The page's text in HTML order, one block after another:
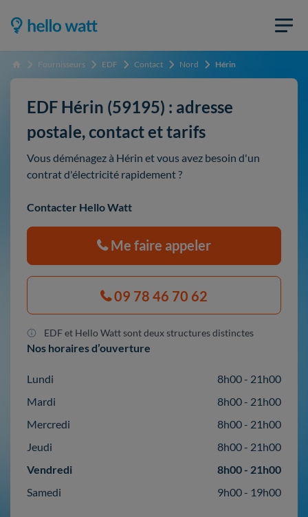
Accueil Fournisseurs EDF Contact Nord Hérin
EDF Hérin (59195) : adresse
postale, contact et tarifs
Vous déménagez à Hérin et vous avez besoin d'un
contrat d'électricité rapidement ?
Contacter Hello Watt
Me faire appeler
09 78 46 70 62
EDF et Hello Watt sont deux structures distinctes
Nos horaires d’ouverture
Lundi
8h00 - 21h00
Mardi
8h00 - 21h00
Mercredi
8h00 - 21h00
Jeudi
8h00 - 21h00
Vendredi
8h00 - 21h00
Samedi
9h00 - 19h00